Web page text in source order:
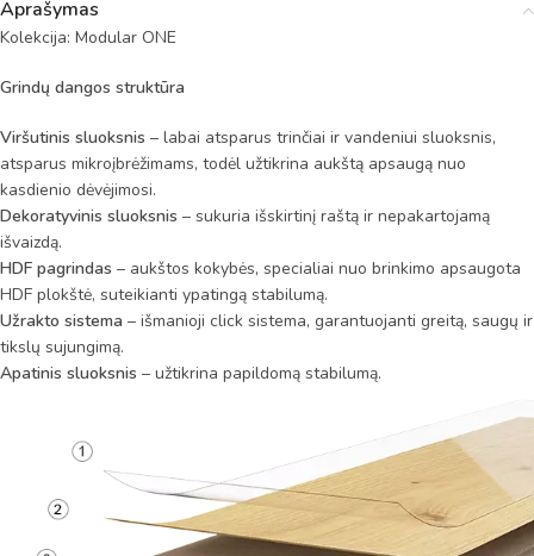
Aprašymas
Kolekcija: Modular ONE
Grindų dangos struktūra
Viršutinis sluoksnis – labai atsparus trinčiai ir vandeniui sluoksnis,
atsparus mikroįbrėžimams, todėl užtikrina aukštą apsaugą nuo
kasdienio dėvėjimosi.
Dekoratyvinis sluoksnis – sukuria išskirtinį raštą ir nepakartojamą
išvaizdą.
HDF pagrindas – aukštos kokybės, specialiai nuo brinkimo apsaugota
HDF plokštė, suteikianti ypatingą stabilumą.
Užrakto sistema – išmanioji click sistema, garantuojanti greitą, saugų ir
tikslų sujungimą.
Apatinis sluoksnis – užtikrina papildomą stabilumą.